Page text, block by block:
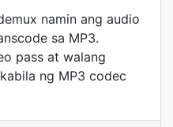
namin ang audio
sa MP3.
pass at walang
ng MP3 codec